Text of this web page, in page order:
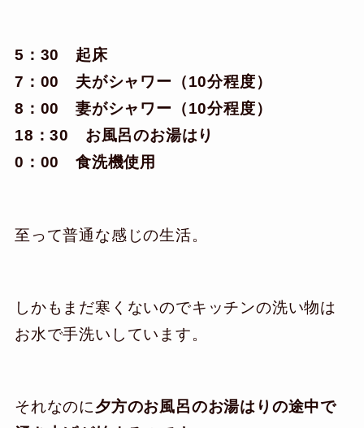
5：30 起床
7：00 夫がシャワー（10分程度）
8：00 妻がシャワー（10分程度）
18：30 お風呂のお湯はり
0：00 食洗機使用
至って普通な感じの生活。
しかもまだ寒くないのでキッチンの洗い物は
お水で手洗いしています。
それなのに夕方のお風呂のお湯はりの途中で